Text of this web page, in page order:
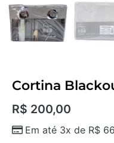
Cortina
R$ 200,00
Em até 3x de R$